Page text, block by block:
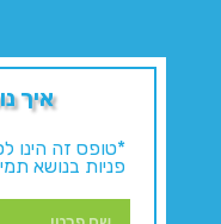
איך
*טופס זה הינו
פניות בנושא